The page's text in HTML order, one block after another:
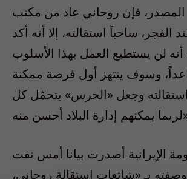
فإن روحاني عاد من مكتب
الفجر، ساحباً استقالته، إلا أنه أكد
لن يستطيع العمل بهذا الأسلوب
وسوف ينتهز أول فرصة ممكنة
استقالته وجعل «الحرس» يتحمّل كل
الإيرانية أصدرت بيانا أمس نفت
بـ «شائعات استقالة روحاني،